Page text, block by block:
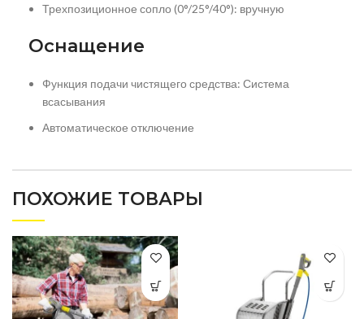
Трехпозиционное сопло (0°/25°/40°): вручную
Оснащение
Функция подачи чистящего средства: Система
всасывания
Автоматическое отключение
ПОХОЖИЕ ТОВАРЫ